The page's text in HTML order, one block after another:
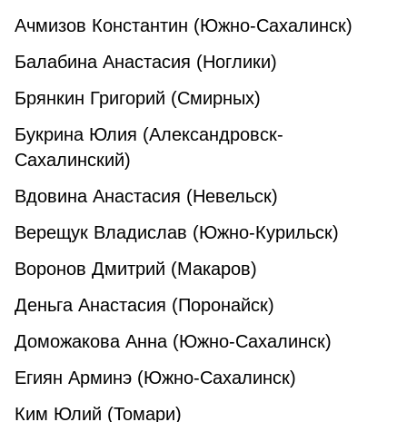
Ачмизов Константин (Южно-Сахалинск)
Балабина Анастасия (Ноглики)
Брянкин Григорий (Смирных)
Букрина Юлия (Александровск-
Сахалинский)
Вдовина Анастасия (Невельск)
Верещук Владислав (Южно-Курильск)
Воронов Дмитрий (Макаров)
Деньга Анастасия (Поронайск)
Доможакова Анна (Южно-Сахалинск)
Егиян Арминэ (Южно-Сахалинск)
Ким Юлий (Томари)